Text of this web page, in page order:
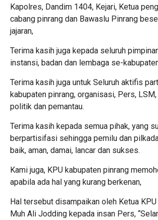
Kapolres, Dandim 1404, Kejari, Ketua
cabang pinrang dan Bawaslu Pinrang
jajaran,
Terima kasih juga kepada seluruh
instansi, badan dan lembaga se-
Terima kasih juga untuk Seluruh aktifis
kabupaten pinrang, organisasi, Pers,
politik dan pemantau.
Terima kasih kepada semua pihak, yang
berpartisifasi sehingga pemilu dan
baik, aman, damai, lancar dan sukses.
Kami juga, KPU kabupaten pinrang
apabila ada hal yang kurang berkenan,
Hal tersebut disampaikan oleh Ketua KPU
Muh Ali Jodding kepada insan Pers,